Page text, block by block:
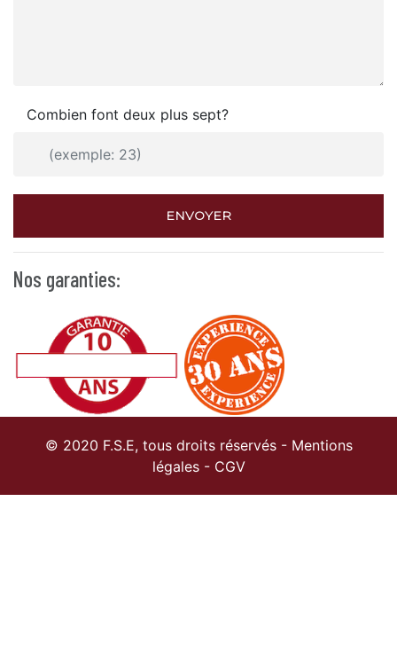
Combien font deux plus sept?
ENVOYER
Nos garanties:
© 2020 F.S.E, tous droits réservés - Mentions
légales- CGV